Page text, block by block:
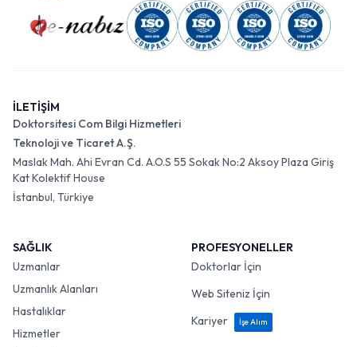
İLETİŞİM
Doktorsitesi Com Bilgi Hizmetleri
Teknoloji ve Ticaret A.Ş.
Maslak Mah. Ahi Evran Cd. A.O.S 55 Sokak No:2 Aksoy Plaza Giriş
Kat Kolektif House
İstanbul, Türkiye
SAĞLIK
Uzmanlar
Uzmanlık Alanları
Hastalıklar
Hizmetler
PROFESYONELLER
Doktorlar İçin
Web Siteniz İçin
Kariyer
İşe Alım